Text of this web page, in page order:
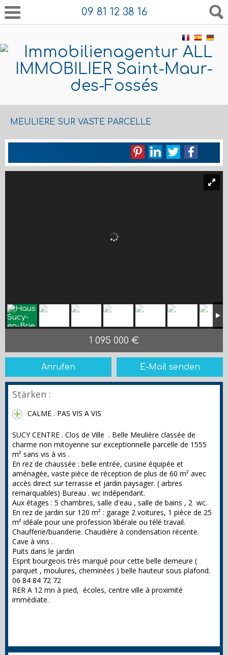
09 81 12 38 16
MEULIERE SUR VASTE PARCELLE
1 095 000 €
Anrufen E-Mail senden
Stärken :
CALME . PAS VIS A VIS
SUCY CENTRE . Clos de Ville . Belle Meulière classée de
charme non mitoyenne sur exceptionnelle parcelle de 1555
m² sans vis à vis .
En rez de chaussée : belle entrée, cuisine équipée et
aménagée, vaste pièce de réception de plus de 60 m² avec
accès direct sur terrasse et jardin paysager. ( arbres
remarquables) Bureau . wc indépendant.
Aux étages : 5 chambres, salle d'eau , salle de bains , 2 wc.
En rez de jardin sur 120 m² : garage 2 voitures, 1 pièce de 25
m² idéale pour une profession libérale ou télé travail.
Chaufferie/buanderie. Chaudière à condensation récente.
Cave à vins .
Puits dans le jardin
Esprit bourgeois très marqué pour cette belle demeure (
parquet , moulures, cheminées ) belle hauteur sous plafond.
06 84 84 72 72
RER A 12 mn à pied, écoles, centre ville à proximité
immédiate.